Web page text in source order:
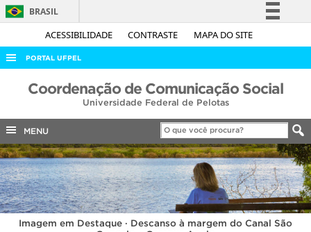
ACESSIBILIDADE CONTRASTE MAPA DO SITE
BRASIL
Simplifique!
Acesso à informação
Legislação
Canais
PORTAL UFPEL
ACESSO À INFORMAÇÃO
COBALTO
CONCURSOS
EDITAIS
INTERNACIONAL
OUVIDORIA
Coordenação de Comunicação Social
Universidade Federal de Pelotas
MENU
Imagem em Destaque · Descanso à margem do Canal São